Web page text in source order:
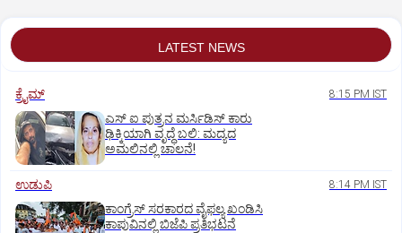
LATEST NEWS
ಕ್ರೈಮ್ 8:15 PM IST
ಎಸ್ ಐ ಪುತ್ರನ ಮರ್ಸಿಡಿಸ್‌ ಕಾರು
ಢಿಕ್ಕಿಯಾಗಿ ವೃದ್ಧೆ ಬಲಿ: ಮದ್ಯದ
ಅಮಲಿನಲ್ಲಿ ಚಾಲನೆ!
ಉಡುಪಿ 8:14 PM IST
ಕಾಂಗ್ರೆಸ್ ಸರಕಾರದ ವೈಫಲ್ಯ ಖಂಡಿಸಿ
ಕಾಪುವಿನಲ್ಲಿ ಬಿಜೆಪಿ ಪ್ರತಿಭಟನೆ